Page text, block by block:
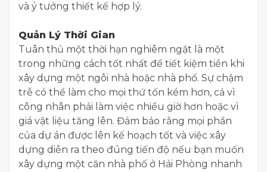
và ý tưởng thiết kế hợp lý.
​Quản Lý Thời Gian
​Tuân thủ một thời hạn nghiêm ngặt là một
trong những cách tốt nhất để tiết kiệm tiền khi
xây dựng một ngôi nhà hoặc nhà phố. Sự chậm
trễ có thể làm cho mọi thứ tốn kém hơn, cả vì
công nhân phải làm việc nhiều giờ hơn hoặc vì
giá vật liệu tăng lên. Đảm bảo rằng mọi phần
của dự án được lên kế hoạch tốt và việc xây
dựng diễn ra theo đúng tiến độ nếu bạn muốn
xây dựng một căn nhà phố ở Hải Phòng nhanh